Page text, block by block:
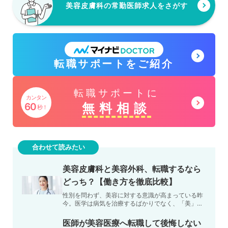
美容皮膚科の常勤医師求人をさがす
転職サポートをご紹介
グ
ル
プ
リ
ン
カンタン
60秒！
転職サポートに
無料相談
グ
ル
ー
ン
ク
合わせて読みたい
美容皮膚科と美容外科、転職するなら
どっち？【働き方を徹底比較】
性別を問わず、美容に対する意識が高まっている昨
今。医学は病気を治療するばかりでなく、「美」を
が高まっている「美…
医師が美容医療へ転職して後悔しない